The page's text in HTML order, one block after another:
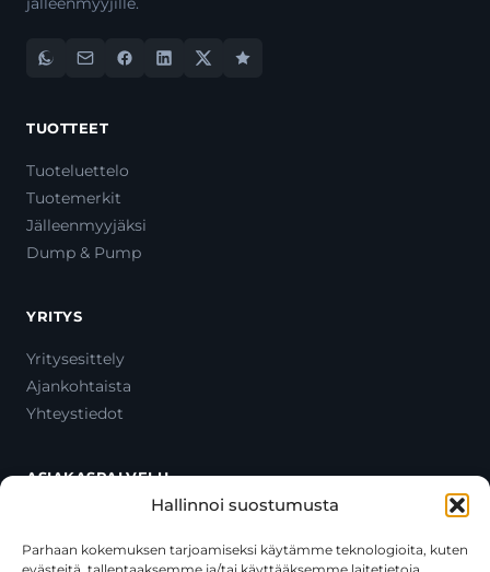
Hallinnoi suostumusta
Parhaan kokemuksen tarjoamiseksi käytämme teknologioita, kuten
TUOTTEET
Tuoteluettelo
Tuotemerkit
Jälleenmyyjäksi
Dump & Pump
YRITYS
Yritysesittely
Ajankohtaista
Yhteystiedot
ASIAKASPALVELU
Oma tili